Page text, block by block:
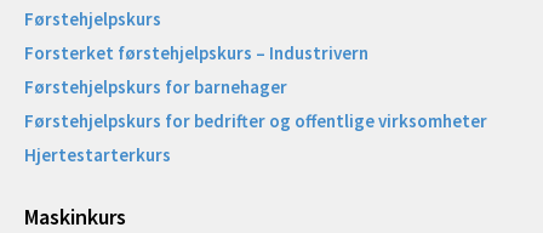
Førstehjelpskurs
Forsterket førstehjelpskurs – Industrivern
Førstehjelpskurs for barnehager
Førstehjelpskurs for bedrifter og offentlige virksomheter
Hjertestarterkurs
Maskinkurs